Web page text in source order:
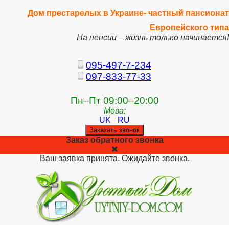
Дом престарелых в Украине- частный пансионат
Европейского типа
На пенсии – жизнь только начинается!
095-497-7-234
097-833-77-33
Пн–Пт 09:00–20:00
Мова:
UK
RU
Заказать звонок
Заказ обратного звонка
Ваш заявка принята. Ожидайте звонка.